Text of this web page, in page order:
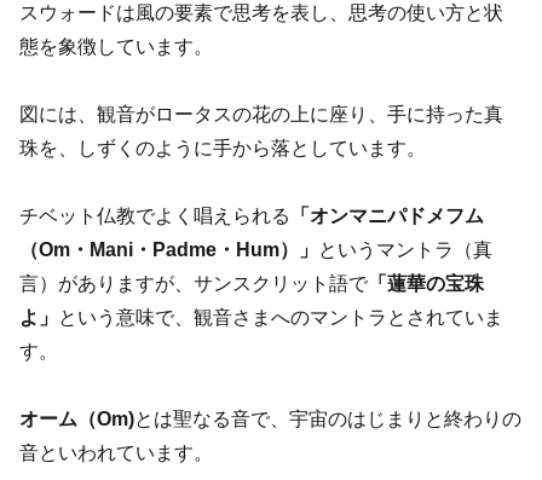
スウォードは風の要素で思考を表し、思考の使い方と状
態を象徴しています。
図には、観音がロータスの花の上に座り、手に持った真
珠を、しずくのように手から落としています。
チベット仏教でよく唱えられる
「オンマニパドメフム
（Om・Mani・Padme・Hum）」 というマントラ（真
言）がありますが、サンスクリット語で「蓮華の宝珠
よ」 という意味で、観音さまへのマントラとされていま
す。
オーム（Om)とは聖なる音で、宇宙のはじまりと終わりの
音といわれています。